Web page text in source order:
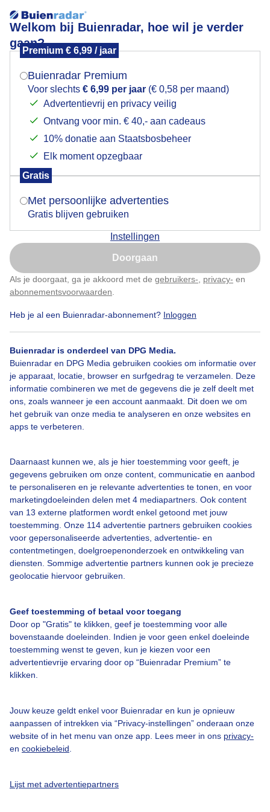
Welkom bij Buienradar, hoe wil je verder
gaan?
Premium € 6,99 / jaar
Buienradar Premium
Voor slechts € 6,99 per jaar (€ 0,58 per maand)
Advertentievrij en privacy veilig
Ontvang voor min. € 40,- aan cadeaus
10% donatie aan Staatsbosbeheer
Elk moment opzegbaar
Gratis
Met persoonlijke advertenties
Gratis blijven gebruiken
Instellingen
Doorgaan
Als je doorgaat, ga je akkoord met de gebruikers- privacy- en
abonnementsvoorwaarden
Heb je al een Buienradar-abonnement? Inloggen
Buienradar is onderdeel van DPG Media.
Buienradar en DPG Media gebruiken cookies om informatie over
je apparaat, locatie, browser en surfgedrag te verzamelen. Deze
informatie combineren we met de gegevens die je zelf deelt met
ons, zoals wanneer je een account aanmaakt. Dit doen we om
het gebruik van onze media te analyseren en onze websites en
apps te verbeteren.
Daarnaast kunnen we, als je hier toestemming voor geeft, je
gegevens gebruiken om onze content, communicatie en aanbod
te personaliseren en je relevante advertenties te tonen, en voor
marketingdoeleinden delen met 4 mediapartners. Ook content
van 13 externe platformen wordt enkel getoond met jouw
toestemming. Onze 114 advertentie partners gebruiken cookies
voor gepersonaliseerde advertenties, advertentie- en
contentmetingen, doelgroepenonderzoek en ontwikkeling van
diensten. Sommige advertentie partners kunnen ook je precieze
geolocatie hiervoor gebruiken.
Geef toestemming of betaal voor toegang
Door op "Gratis" te klikken, geef je toestemming voor alle
bovenstaande doeleinden. Indien je voor geen enkel doeleinde
toestemming wenst te geven, kun je kiezen voor een
advertentievrije ervaring door op “Buienradar Premium” te
klikken.
Jouw keuze geldt enkel voor Buienradar en kun je opnieuw
aanpassen of intrekken via “Privacy-instellingen” onderaan onze
website of in het menu van onze app. Lees meer in ons privacy-
en cookiebeleid
Lijst met advertentiepartners
Duinwandeling onder dicht wolkendek , met aan de
horizon Den Haag
Het voelt klam , het duinzand is ook nog nat van de
regen van vannacht
Door: Maddy Koster Gemaakt: 14-06-2025, 82x bekeken
Bekijk slideshow
Een moment geduld aub...
Over Buienradar
Veelgestelde vragen
Contact
Toegankelijkheid
Gebruikersvoorwaarden
Buienradar Team
Privacy beleid
Privacy instellingen
Mogen we je locatie gebruiken voor het
Indien je hier nog geen akkoord op hebt gegeven,
verschijnt er zo een pop-up uit je browser waarin
Is goed, toon de popup
Nu niet, misschien later
Klik hierom dit aan te passen